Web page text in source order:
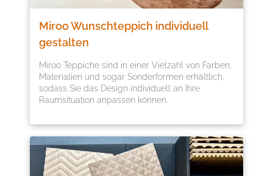
Miroo Wunschteppich individuell
gestalten
Miroo Teppiche sind in einer Vielzahl von Farben,
Materialien und sogar Sonderformen erhältlich,
sodass Sie das Design individuell an Ihre
Raumsituation anpassen können.